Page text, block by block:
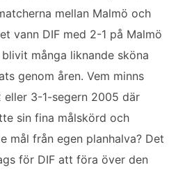
mellan Malmö och
vann DIF med 2-1 på Malmö
många liknande sköna
genom åren. Vem minns
eller 3-1-segern 2005 där
sin fina målskörd och
mål från egen planhalva? Det
för DIF att föra över den